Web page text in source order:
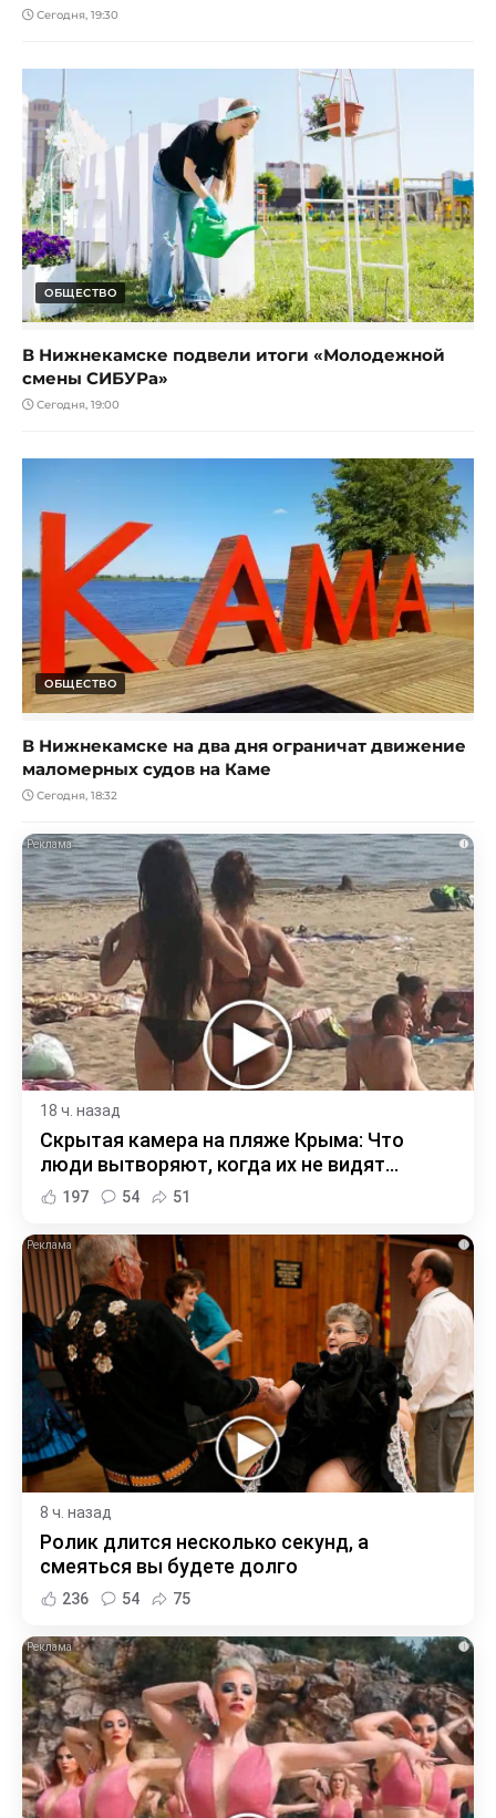
Сегодня, 19:30
ОБЩЕСТВО
В Нижнекамске подвели итоги «Молодежной
смены СИБУРа»
Сегодня, 19:00
ОБЩЕСТВО
В Нижнекамске на два дня ограничат движение
маломерных судов на Каме
Сегодня, 18:32
i
18 ч. назад
Скрытая камера на пляже Крыма: Что
люди вытворяют, когда их не видят...
197 54 51
i
8 ч. назад
Ролик длится несколько секунд, а
смеяться вы будете долго
236 54 75
i